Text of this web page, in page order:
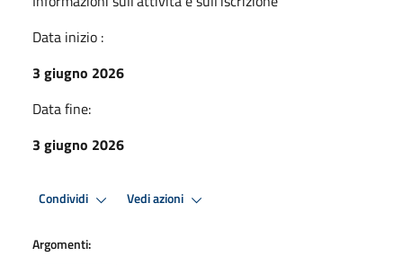
Data inizio :
3 giugno 2026
Data fine:
3 giugno 2026
Condividi Vedi azioni
Argomenti: